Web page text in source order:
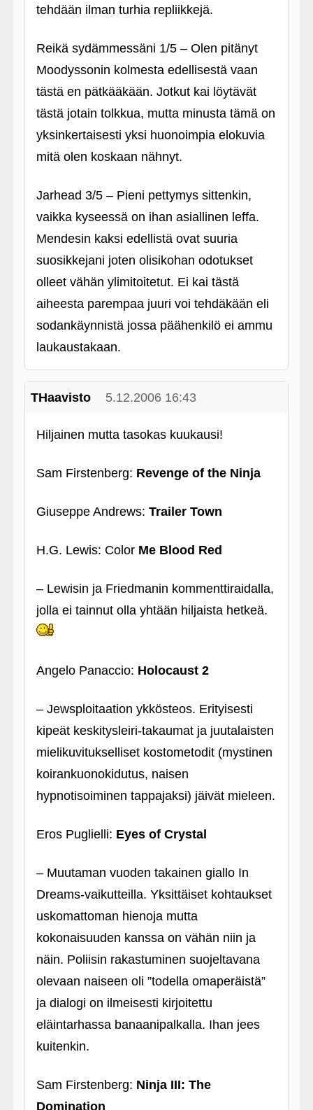
tehdään ilman turhia repliikkejä.
Reikä sydämmessäni 1/5 – Olen pitänyt
Moodyssonin kolmesta edellisestä vaan
tästä en pätkääkään. Jotkut kai löytävät
tästä jotain tolkkua, mutta minusta tämä on
yksinkertaisesti yksi huonoimpia elokuvia
mitä olen koskaan nähnyt.
Jarhead 3/5 – Pieni pettymys sittenkin,
vaikka kyseessä on ihan asiallinen leffa.
Mendesin kaksi edellistä ovat suuria
suosikkejani joten olisikohan odotukset
olleet vähän ylimitoitetut. Ei kai tästä
aiheesta parempaa juuri voi tehdäkään eli
sodankäynnistä jossa päähenkilö ei ammu
laukaustakaan.
THaavisto 5.12.2006 16:43
Hiljainen mutta tasokas kuukausi!
Sam Firstenberg: Revenge of the Ninja
Giuseppe Andrews: Trailer Town
H.G. Lewis: Color Me Blood Red
– Lewisin ja Friedmanin kommenttiraidalla,
jolla ei tainnut olla yhtään hiljaista hetkeä.
Angelo Panaccio: Holocaust 2
– Jewsploitaation ykkösteos. Erityisesti
kipeät keskitysleiri-takaumat ja juutalaisten
mielikuvitukselliset kostometodit (mystinen
koirankuonokidutus, naisen
hypnotisoiminen tappajaksi) jäivät mieleen.
Eros Puglielli: Eyes of Crystal
– Muutaman vuoden takainen giallo In
Dreams-vaikutteilla. Yksittäiset kohtaukset
uskomattoman hienoja mutta
kokonaisuuden kanssa on vähän niin ja
näin. Poliisin rakastuminen suojeltavana
olevaan naiseen oli ”todella omaperäistä”
ja dialogi on ilmeisesti kirjoitettu
eläintarhassa banaanipalkalla. Ihan jees
kuitenkin.
Sam Firstenberg: Ninja III: The
Domination